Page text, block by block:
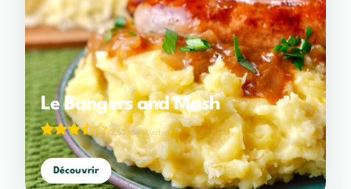
Le Bangers and Mash
3,53/5(19 votes)
Découvrir